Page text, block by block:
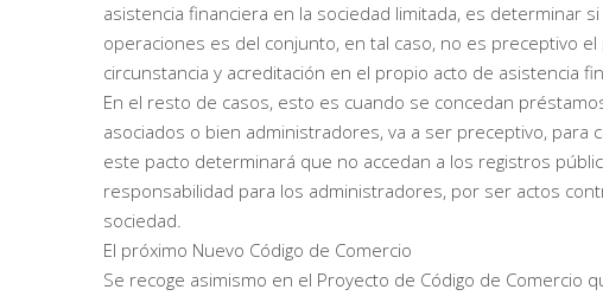
asistencia financiera en la sociedad limitada, es determinar
operaciones es del conjunto, en tal caso, no es preceptivo
circunstancia y acreditación en el propio acto de asistencia
En el resto de casos, esto es cuando se concedan
asociados o bien administradores, va a ser preceptivo, para
este pacto determinará que no accedan a los registros
responsabilidad para los administradores, por ser actos
sociedad.
El próximo Nuevo Código de Comercio
Se recoge asimismo en el Proyecto de Código de Comercio